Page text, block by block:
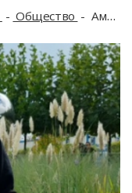
Общество Американского блогера в парке Галицкого в Краснодаре сильно удивила одна инсталляция